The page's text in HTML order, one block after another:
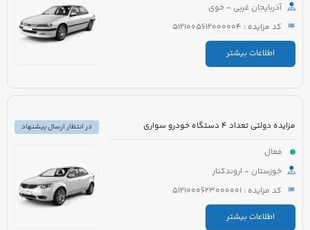
آذربایجان غربی - خوی
کد مزایده : 5121005612000004
اطلاعات بیشتر
مزایده دولتی تعداد 4 دستگاه خودرو سواری
فعال
خوزستان - اروندکنار
کد مزایده : 5121000623000001
اطلاعات بیشتر
در انتظار ارسال پیشنهاد